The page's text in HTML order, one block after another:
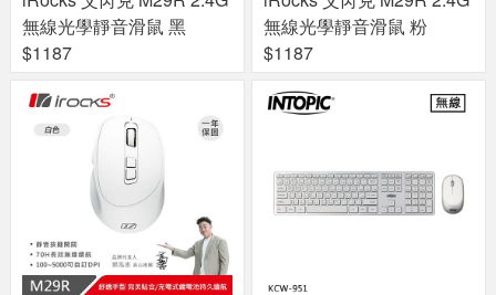
無線光學靜音滑鼠 黑
$1187
無線光學靜音滑鼠 粉
$1187